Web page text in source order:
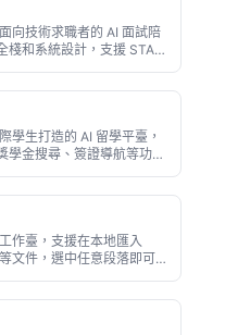
向技術求職者的 AI 面試陪
棧和系統設計，支援 STAR
音作答與進度追蹤，免費
學生打造的 AI 留學平臺，
學金搜尋、簽證導航等功
作臺，支援在本地匯入
文件，選中任意段落即可